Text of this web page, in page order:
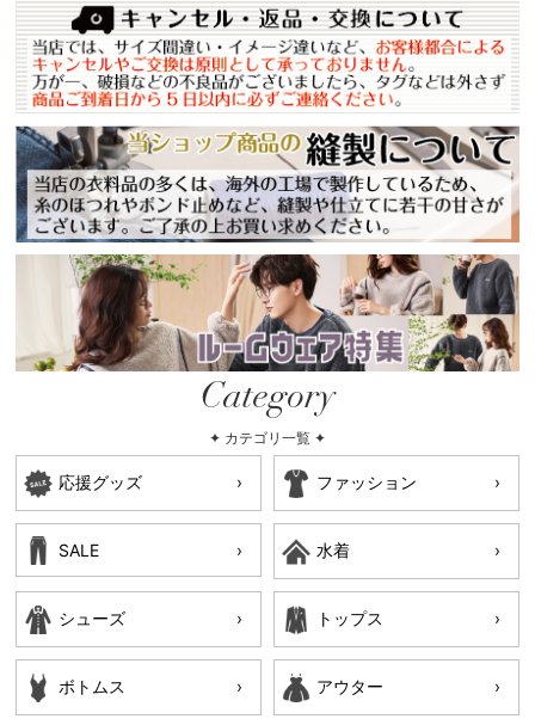
Category
✦ カテゴリ一覧 ✦
応援グッズ ファッション
SALE 水着
シューズ トップス
ボトムス アウター